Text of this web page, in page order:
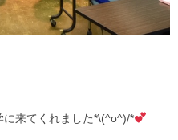
来てくれました*\(^o^)/*